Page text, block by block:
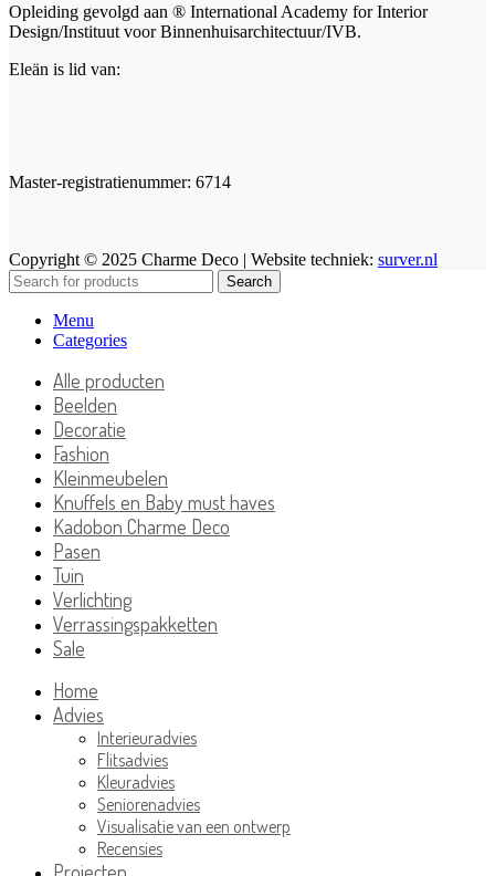
Opleiding gevolgd aan ® International Academy for Interior
Design/Instituut voor Binnenhuisarchitectuur/IVB.
Eleän is lid van:
Master-registratienummer: 6714
Copyright © 2025 Charme Deco | Website techniek: surver.nl
Search
Menu
Categories
Alle producten
Beelden
Decoratie
Fashion
Kleinmeubelen
Knuffels en Baby must haves
Kadobon Charme Deco
Pasen
Tuin
Verlichting
Verrassingspakketten
Sale
Home
Advies
Interieuradvies
Flitsadvies
Kleuradvies
Seniorenadvies
Visualisatie van een ontwerp
Recensies